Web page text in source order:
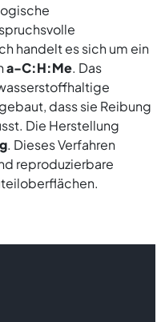
handelt es sich um ein
a-C:H:Me. Das
dass sie Reibung
Die Herstellung
. Dieses Verfahren
reproduzierbare